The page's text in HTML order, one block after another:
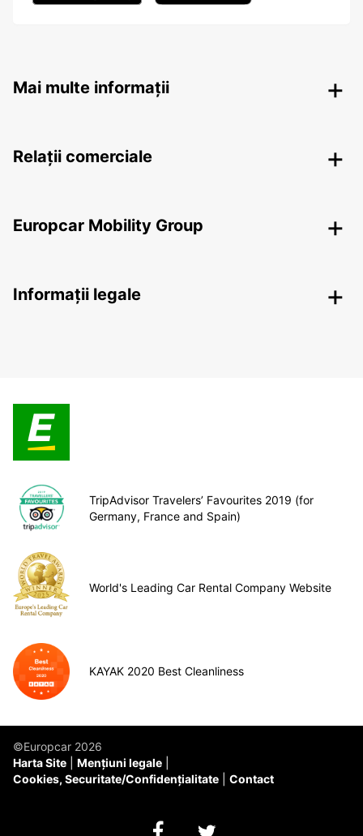
Mai multe informații
Relații comerciale
Europcar Mobility Group
Informații legale
TripAdvisor Travelers’ Favourites 2019 (for
Germany, France and Spain)
World's Leading Car Rental Company Website
KAYAK 2020 Best Cleanliness
©Europcar 2026
Harta Site
Mențiuni legale
Cookies, Securitate/Confidențialitate
Contact